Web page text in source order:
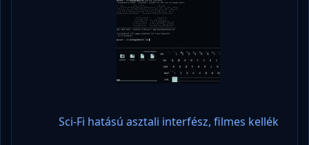
Sci-Fi hatású asztali interfész, filmes kellék